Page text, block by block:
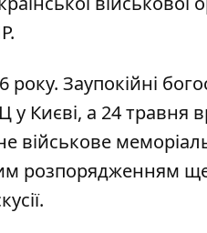
Заупокійні
у Києві, а 24 травня
військове
розпорядженням